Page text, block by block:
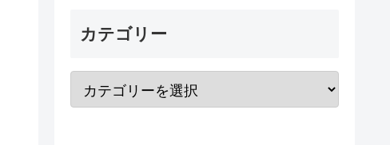
カテゴリー